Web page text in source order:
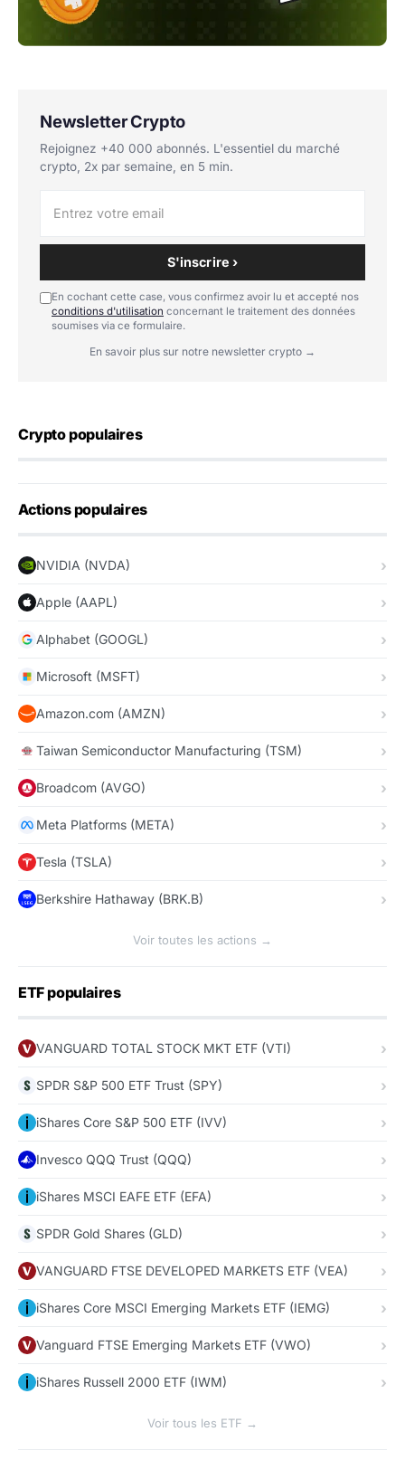
Newsletter Crypto
Rejoignez +40 000 abonnés. L'essentiel du marché
crypto, 2x par semaine, en 5 min.
S'inscrire ›
En cochant cette case, vous confirmez avoir lu et accepté nos
conditions d'utilisation concernant le traitement des données
soumises via ce formulaire.
En savoir plus sur notre newsletter crypto →
Crypto populaires
Actions populaires
NVIDIA (NVDA)
Apple (AAPL)
Alphabet (GOOGL)
Microsoft (MSFT)
Amazon.com (AMZN)
Taiwan Semiconductor Manufacturing (TSM)
Broadcom (AVGO)
Meta Platforms (META)
Tesla (TSLA)
Berkshire Hathaway (BRK.B)
Voir toutes les actions →
ETF populaires
VANGUARD TOTAL STOCK MKT ETF (VTI)
SPDR S&P 500 ETF Trust (SPY)
iShares Core S&P 500 ETF (IVV)
Invesco QQQ Trust (QQQ)
iShares MSCI EAFE ETF (EFA)
SPDR Gold Shares (GLD)
VANGUARD FTSE DEVELOPED MARKETS ETF (VEA)
iShares Core MSCI Emerging Markets ETF (IEMG)
Vanguard FTSE Emerging Markets ETF (VWO)
iShares Russell 2000 ETF (IWM)
Voir tous les ETF →